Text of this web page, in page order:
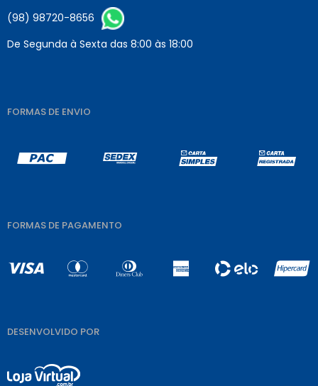
(98) 98720-8656
De Segunda à Sexta das 8:00 às 18:00
FORMAS DE ENVIO
FORMAS DE PAGAMENTO
DESENVOLVIDO POR